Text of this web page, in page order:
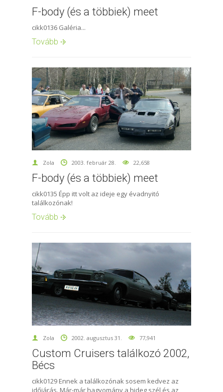
F-body (és a többiek) meet
cikk0136 Galéria...
Tovább
Zola 2003. február 28. 22,658
F-body (és a többiek) meet
cikk0135 Épp itt volt az ideje egy évadnyitó
találkozónak!
Tovább
Zola 2002. augusztus 31. 77,941
Custom Cruisers találkozó 2002,
Bécs
cikk0129 Ennek a találkozónak sosem kedvez az
időjárás. Már-már hagyomány a hideg szél és az